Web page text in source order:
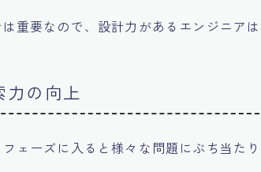
重要なので、 設計力があるエンジニア
力の向上
ェーズに入ると様々な問題にぶち当たり